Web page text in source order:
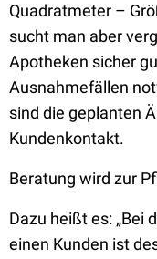
Quadratmeter –
sucht man aber
Apotheken sicher
Ausnahmefällen
sind die geplanten
Kundenkontakt.
Beratung wird zur
Dazu heißt es: „Bei
einen Kunden ist